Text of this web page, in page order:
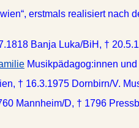
erstmals realisiert nach
Banja Luka/BiH, †
Musikpädagog:innen
† 16.3.1975 Dornbirn/V.
Mannheim/D, † 1796